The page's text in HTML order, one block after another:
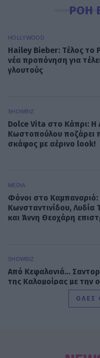
ΡΟΗ
HOLLYWOOD
Hailey Bieber: Τέλος το
νέα προπόνηση για
γλουτούς
SHOWBIZ
Dolce Vita στο Κάπρι: Η
Κωστοπούλου ποζάρει
σκάφος με αέρινο look!
MEDIA
Φόνοι στο Καμπαναριό:
Κωνσταντινίδου, Λυδία
και Άννη Θεοχάρη
SHOWBIZ
Από Κεφαλονιά...
της Καλομοίρας με την
- Πώς η Αγγελική
ΟΛΕΣ